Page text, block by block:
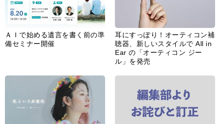
ＡＩで始める遺言を書く前の準
備セミナー開催
耳にすっぽり！オーティコン補
聴器、新しいスタイルで All in
Ear の「オーティコン ジー
ル」を発売